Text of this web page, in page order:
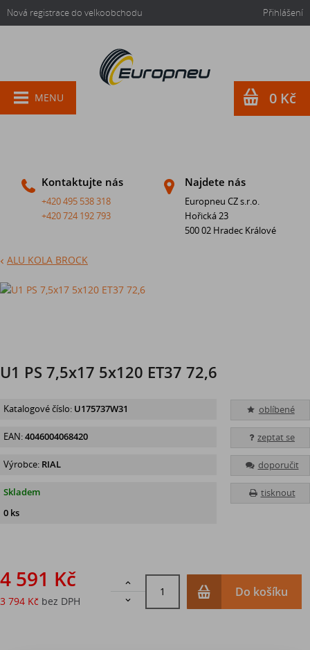
Nová registrace do velkoobchodu Přihlášení
Kontaktujte nás
+420 495 538 318
+420 724 192 793
Najdete nás
Europneu CZ s.r.o.
Hořická 23
500 02 Hradec Králové
MENU 0 Kč
ALU KOLA BROCK
U1 PS 7,5x17 5x120 ET37 72,6
oblíbené
zeptat se
doporučit
tisknout
Katalogové číslo: U175737W31
EAN:4046004068420
Výrobce: RIAL
Skladem
0 ks
4 591 Kč
3 794 Kč bez DPH


Do košíku